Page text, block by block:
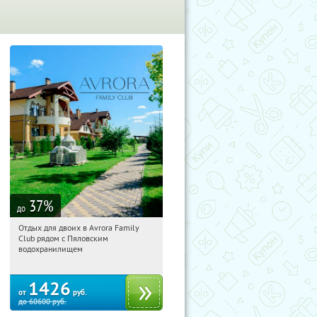
до 37%
08:16:09 Купили:
Московская обл., Мытищинский р-н,
Отдых для двоих в Avrora Family
Club рядом с Пяловским
водохранилищем
от 1426 руб.
до60600руб.